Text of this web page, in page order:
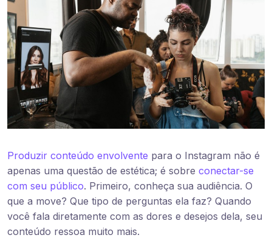
Produzir conteúdo envolvente para o Instagram não é
apenas uma questão de estética; é sobre conectar-se
com seu público. Primeiro, conheça sua audiência. O
que a move? Que tipo de perguntas ela faz? Quando
você fala diretamente com as dores e desejos dela, seu
conteúdo ressoa muito mais.